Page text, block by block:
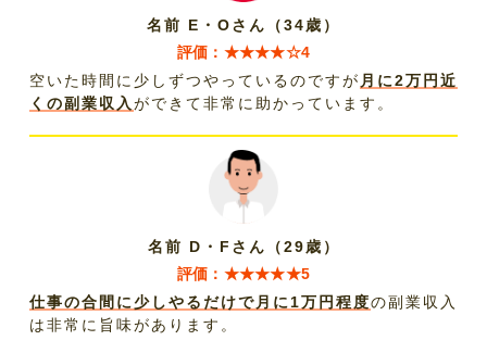
名前 E・Oさん（34歳）
評価：★★★★☆4
空いた時間に少しずつやっているのですが 月に2万円近
くの副業収入ができて非常に助かっています。
名前 D・Fさん（29歳）
評価：★★★★★5
仕事の合間に少しやるだけで月に1万円程度の副業収入
は非常に旨味があります。